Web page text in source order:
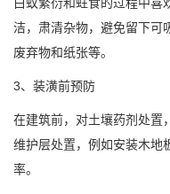
洁，肃清杂物，避免留下可
废弃物和纸张等。
3、装潢前预防
在建筑前，对土壤药剂处置
维护层处置，例如安装木地
率。